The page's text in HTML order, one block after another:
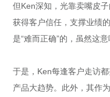
但Ken深知，光靠卖嘴皮
获得客户信任，支撑业绩
是“难而正确”的，虽然这
于是，Ken每逢客户走访
产品大趋势。此外，其作